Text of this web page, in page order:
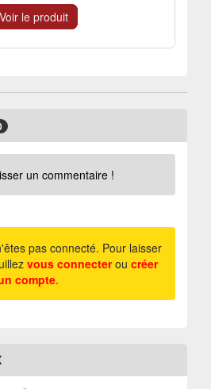
Voir le produit
un commentaire !
pas connecté. Pour laisser
vous connecterou créer
compte.